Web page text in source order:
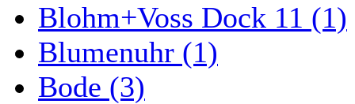
Blohm+Voss Dock 11 (1)
Blumenuhr (1)
Bode (3)